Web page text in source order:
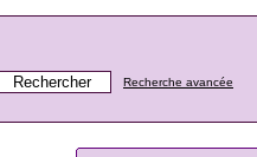
Recherche avancée